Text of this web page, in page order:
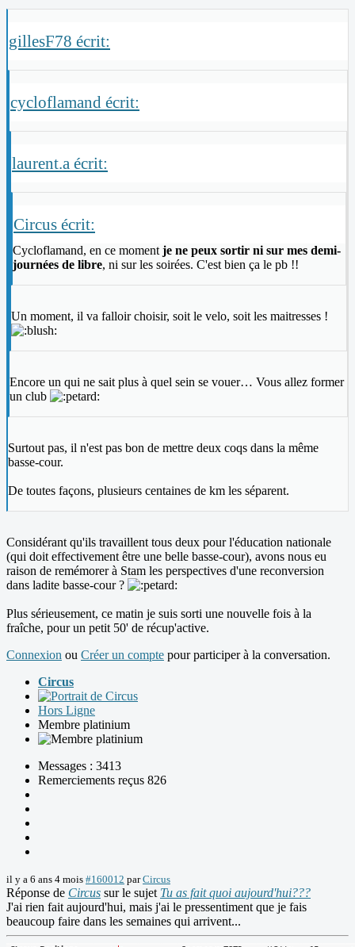
gillesF78 écrit:
cycloflamand écrit:
laurent.a écrit:
Circus écrit:
Cycloflamand, en ce moment je ne peux sortir ni sur mes demi-
journées de libre, ni sur les soirées. C'est bien ça le pb !!
Un moment, il va falloir choisir, soit le velo, soit les maitresses !
Encore un qui ne sait plus à quel sein se vouer… Vous allez former
un club
Surtout pas, il n'est pas bon de mettre deux coqs dans la même
basse-cour.
De toutes façons, plusieurs centaines de km les séparent.
Considérant qu'ils travaillent tous deux pour l'éducation nationale
(qui doit effectivement être une belle basse-cour), avons nous eu
raison de remémorer à Stam les perspectives d'une reconversion
dans ladite basse-cour ?
Plus sérieusement, ce matin je suis sorti une nouvelle fois à la
fraîche, pour un petit 50' de récup'active.
Connexion ou Créer un compte pour participer à la conversation.
Circus
Hors Ligne
Membre platinium
Messages : 3413
Remerciements reçus 826
il y a 6 ans 4 mois #160012 parCircus
Réponse de Circus sur le sujet Tu as fait quoi aujourd'hui???
J'ai rien fait aujourd'hui, mais j'ai le pressentiment que je fais
beaucoup faire dans les semaines qui arrivent...